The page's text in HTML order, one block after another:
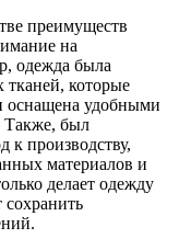
преимуществ
на
одежда была
тканей, которые
оснащена удобными
Также, был
к производству,
материалов и
делает одежду